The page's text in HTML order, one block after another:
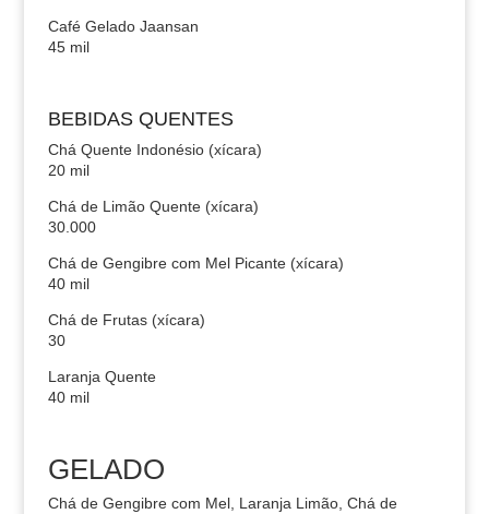
Café Gelado Jaansan
45 mil
BEBIDAS QUENTES
Chá Quente Indonésio (xícara)
20 mil
Chá de Limão Quente (xícara)
30.000
Chá de Gengibre com Mel Picante (xícara)
40 mil
Chá de Frutas (xícara)
30
Laranja Quente
40 mil
GELADO
Chá de Gengibre com Mel, Laranja Limão, Chá de